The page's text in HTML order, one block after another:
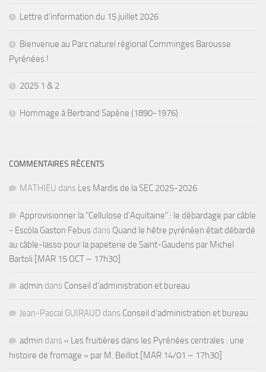
Lettre d’information du 15 juillet 2026
Bienvenue au Parc naturel régional Comminges Barousse
Pyrénées !
2025 1 & 2
Hommage à Bertrand Sapène (1890-1976)
COMMENTAIRES RÉCENTS
MATHIEU dans Les Mardis de la SEC 2025-2026
Approvisionner la "Cellulose d'Aquitaine" : le débardage par câble
- Escòla Gaston Febus dans Quand le hêtre pyrénéen était débardé
au câble-lasso pour la papeterie de Saint-Gaudens par Michel
Bartoli [MAR 15 OCT – 17h30]
admin dans Conseil d’administration et bureau
Jean-Pascal GUIRAUD dans Conseil d’administration et bureau
admin dans « Les fruitières dans les Pyrénées centrales : une
histoire de fromage » par M. Beillot [MAR 14/01 – 17h30]